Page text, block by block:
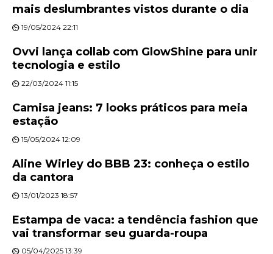
mais deslumbrantes vistos durante o dia
19/05/2024 22:11
Ovvi lança collab com GlowShine para unir
tecnologia e estilo
22/03/2024 11:15
Camisa jeans: 7 looks práticos para meia
estação
15/05/2024 12:09
Aline Wirley do BBB 23: conheça o estilo
da cantora
13/01/2023 18:57
Estampa de vaca: a tendência fashion que
vai transformar seu guarda-roupa
05/04/2025 13:39